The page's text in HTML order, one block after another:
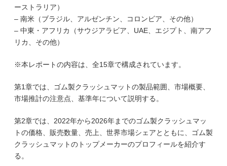
ーストラリア）
– 南米（ブラジル、アルゼンチン、コロンビア、その他）
– 中東・アフリカ（サウジアラビア、UAE、エジプト、南アフ
リカ、その他）
※本レポートの内容は、全15章で構成されています。
第1章では、ゴム製クラッシュマットの製品範囲、市場概要、
市場推計の注意点、基準年について説明する。
第2章では、2022年から2026年までのゴム製クラッシュマッ
トの価格、販売数量、売上、世界市場シェアとともに、ゴム製
クラッシュマットのトップメーカーのプロフィールを紹介す
る。